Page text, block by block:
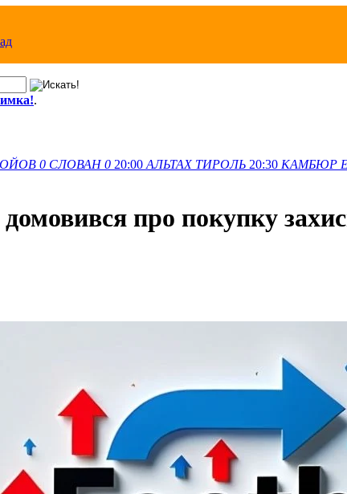
.
0 СЛОВАН 0 20:00 АЛЬТАХ ТИРОЛЬ 20:30 КАМБЮР
про покупку